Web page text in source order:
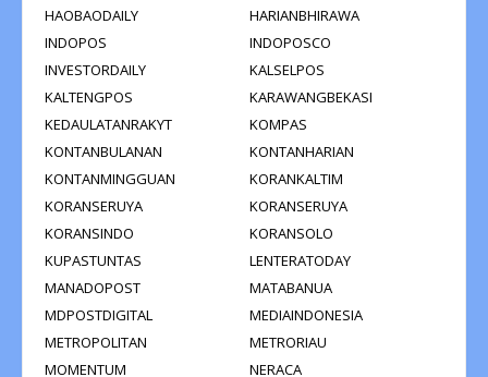
HAOBAODAILY
HARIANBHIRAWA
INDOPOS
INDOPOSCO
INVESTORDAILY
KALSELPOS
KALTENGPOS
KARAWANGBEKASI
KEDAULATANRAKYT
KOMPAS
KONTANBULANAN
KONTANHARIAN
KONTANMINGGUAN
KORANKALTIM
KORANSERUYA
KORANSERUYA
KORANSINDO
KORANSOLO
KUPASTUNTAS
LENTERATODAY
MANADOPOST
MATABANUA
MDPOSTDIGITAL
MEDIAINDONESIA
METROPOLITAN
METRORIAU
MOMENTUM
NERACA